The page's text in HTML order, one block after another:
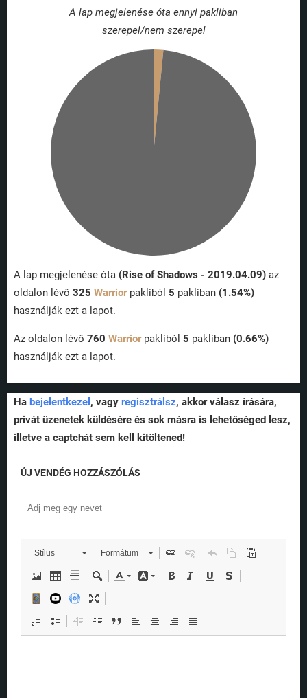
A lap megjelenése óta ennyi pakliban
szerepel/nem szerepel
A lap megjelenése óta (Rise of Shadows - 2019.04.09) az
oldalon lévő 325 Warriorpakliból 5 pakliban (1.54%)
használják ezt a lapot.
Az oldalon lévő 760 Warriorpakliból 5 pakliban (0.66%)
használják ezt a lapot.
Ha bejelentkezel , vagy regisztrálsz, akkor válasz írására,
privát üzenetek küldésére és sok másra is lehetőséged lesz,
illetve a captchát sem kell kitöltened!
ÚJ VENDÉG HOZZÁSZÓLÁS
Stílus Formátum